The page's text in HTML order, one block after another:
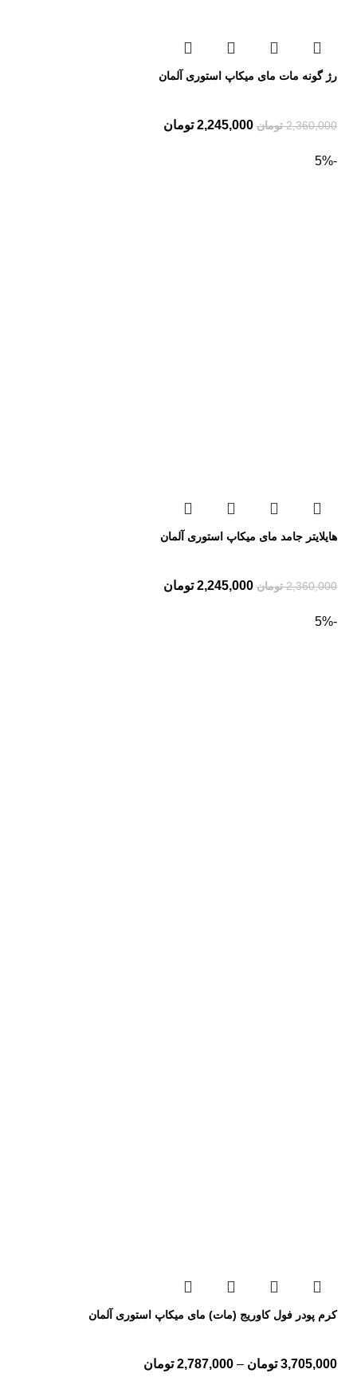
رژ گونه مات مای میکاپ استوری آلمان
2,360,000 تومان 2,245,000 تومان
-5%
هایلایتر جامد مای میکاپ استوری آلمان
2,360,000 تومان 2,245,000 تومان
-5%
کرم پودر فول کاوریج (مات) مای میکاپ استوری آلمان
3,705,000 تومان –
2,787,000 تومان